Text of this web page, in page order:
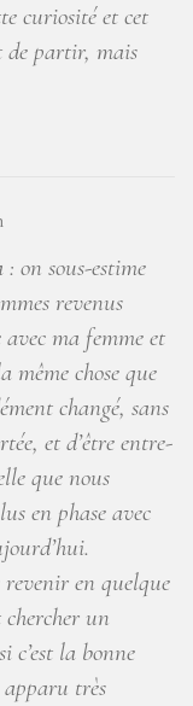
curiosité et cet
partir, mais
on sous-estime
revenus
ma femme et
même chose que
changé, sans
et d’être entre-
que nous
en phase avec
en quelque
un
c’est la bonne
apparu très